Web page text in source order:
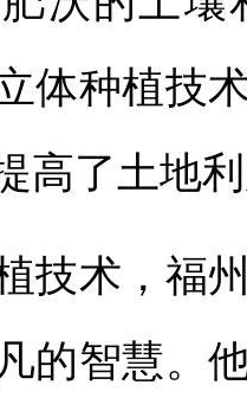
体种植技
高了土地
术，福州
的智慧。